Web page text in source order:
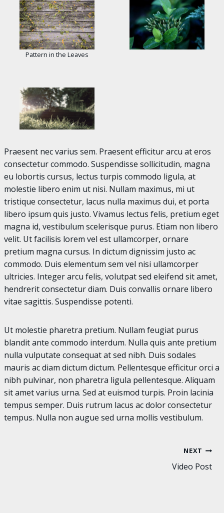
Pattern in the Leaves
Praesent nec varius sem. Praesent efficitur arcu at eros
consectetur commodo. Suspendisse sollicitudin, magna
eu lobortis cursus, lectus turpis commodo ligula, at
molestie libero enim ut nisi. Nullam maximus, mi ut
tristique consectetur, lacus nulla maximus dui, et porta
libero ipsum quis justo. Vivamus lectus felis, pretium eget
magna id, vestibulum scelerisque purus. Etiam non libero
velit. Ut facilisis lorem vel est ullamcorper, ornare
pretium magna cursus. In dictum dignissim justo ac
commodo. Duis elementum sem vel nisi ullamcorper
ultricies. Integer arcu felis, volutpat sed eleifend sit amet,
hendrerit consectetur diam. Duis convallis ornare libero
vitae sagittis. Suspendisse potenti.
Ut molestie pharetra pretium. Nullam feugiat purus
blandit ante commodo interdum. Nulla quis ante pretium
nulla vulputate consequat at sed nibh. Duis sodales
mauris ac diam dictum dictum. Pellentesque efficitur orci a
nibh pulvinar, non pharetra ligula pellentesque. Aliquam
sit amet varius urna. Sed at euismod turpis. Proin lacinia
tempus semper. Duis rutrum lacus ac dolor consectetur
tempus. Nulla non augue sed urna mollis vestibulum.
NEXT
Video Post